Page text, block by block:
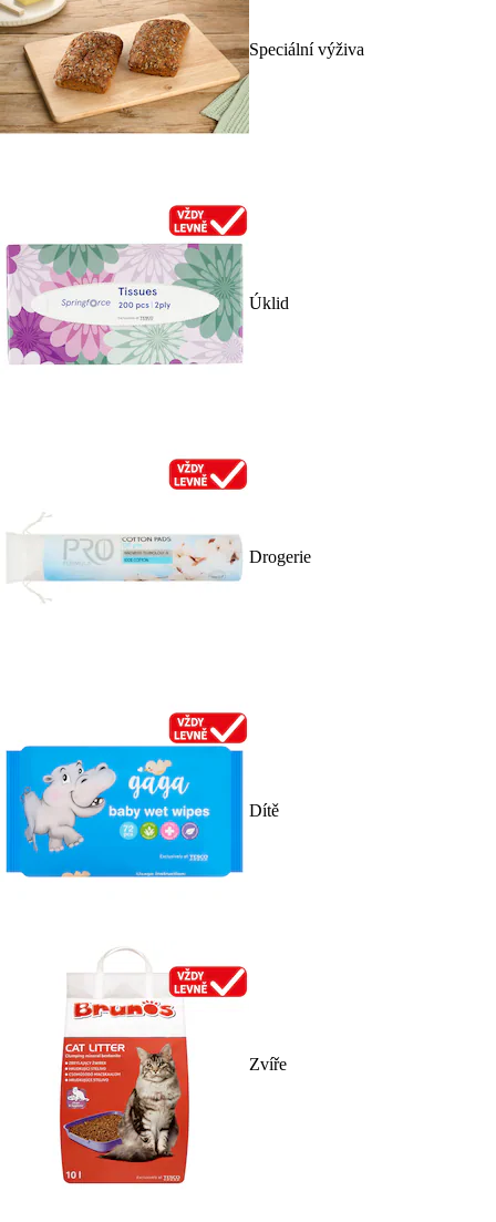
Speciální výživa
Úklid
Drogerie
Dítě
Zvíře